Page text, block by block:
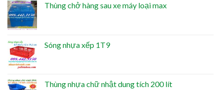
Thùng chở hàng sau xe máy loại max
Sóng nhựa xếp 1T9
Thùng nhựa chữ nhật dung tích 200 lít